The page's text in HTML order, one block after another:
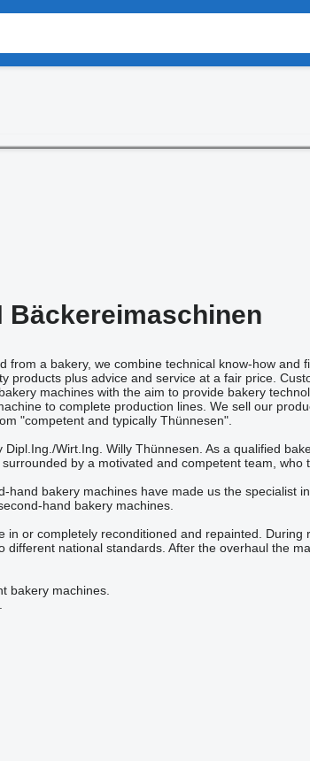
Bäckereimaschinen
from a bakery, we combine technical know-how
products plus advice and service at a fair price.
machines with the aim to provide bakery
to complete production lines. We sell our
"competent and typically Thünnesen".
Wirt.Ing. Willy Thünnesen. As a qualified
by a motivated and competent team,
hand bakery machines have made us the specialist
hand bakery machines.
in or completely reconditioned and repainted.
different national standards. After the overhaul the
bakery machines.